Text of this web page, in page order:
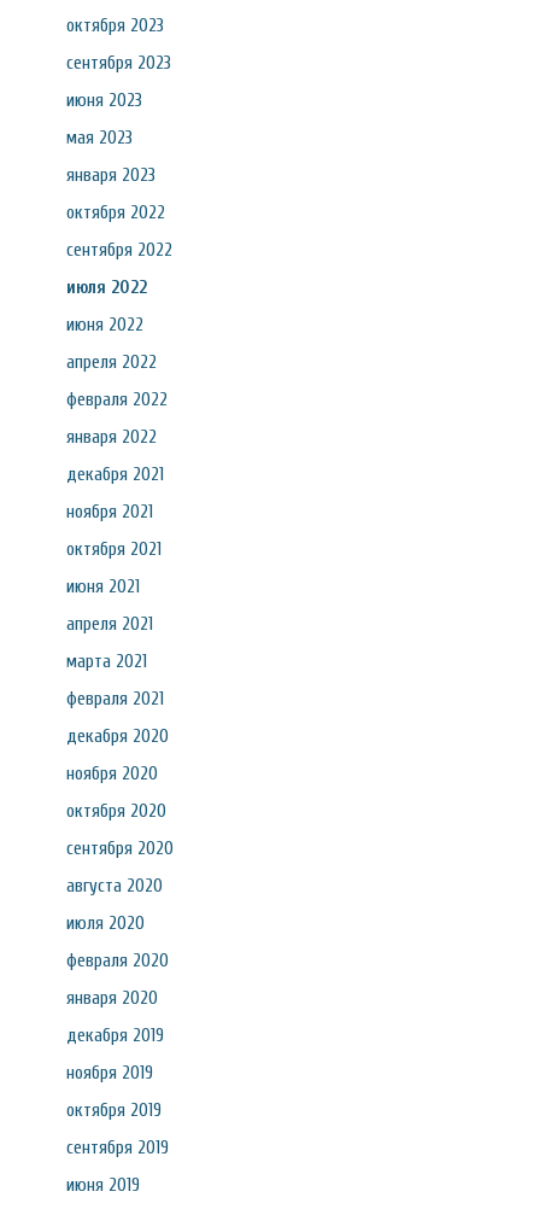
октября 2023
сентября 2023
июня 2023
мая 2023
января 2023
октября 2022
сентября 2022
июля 2022
июня 2022
апреля 2022
февраля 2022
января 2022
декабря 2021
ноября 2021
октября 2021
июня 2021
апреля 2021
марта 2021
февраля 2021
декабря 2020
ноября 2020
октября 2020
сентября 2020
августа 2020
июля 2020
февраля 2020
января 2020
декабря 2019
ноября 2019
октября 2019
сентября 2019
июня 2019